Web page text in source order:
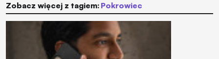
Zobacz więcej z tagiem: pokrowiec